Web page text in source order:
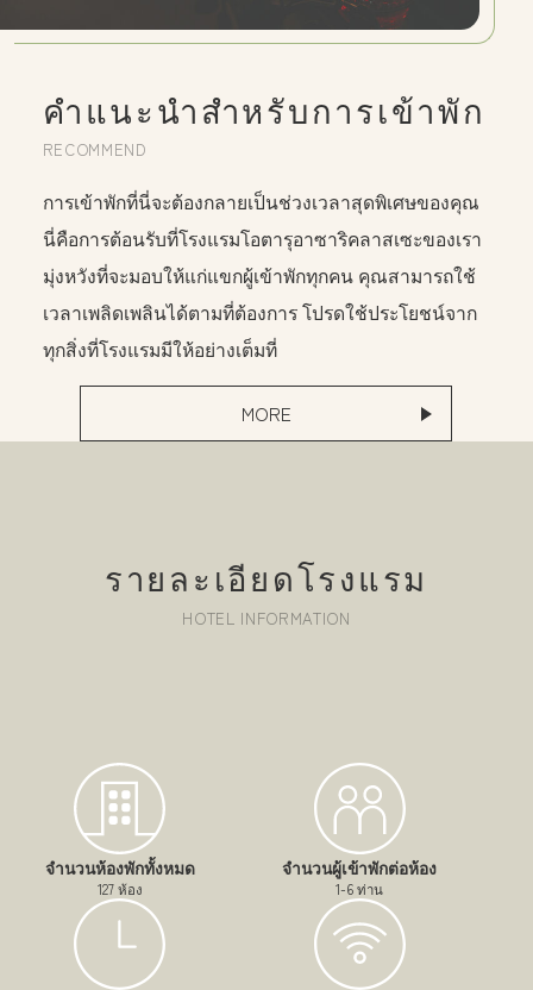
คำแนะนำสำหรับการเข้าพัก
RECOMMEND
การเข้าพักที่นี่จะต้องกลายเป็นช่วงเวลาสุดพิเศษของคุณ
นี่คือการต้อนรับที่โรงแรมโอตารุอาซาริคลาสเซะของเรา
มุ่งหวังที่จะมอบให้แก่แขกผู้เข้าพักทุกคน คุณสามารถใช้
เวลาเพลิดเพลินได้ตามที่ต้องการ โปรดใช้ประโยชน์จาก
ทุกสิ่งที่โรงแรมมีให้อย่างเต็มที่
MORE
รายละเอียดโรงแรม
HOTEL INFORMATION
จำนวนห้องพักทั้งหมด
127 ห้อง
จำนวนผู้เข้าพักต่อห้อง
1-6 ท่าน